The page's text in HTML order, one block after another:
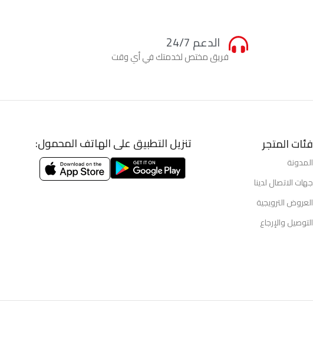
الدعم 24/7
فريق مختص لخدمتك في أي وقت
فئات المتجر
المدونة
جهات الاتصال لدينا
العروض الترويجية
التوصيل والإرجاع
تنزيل التطبيق على الهاتف المحمول: